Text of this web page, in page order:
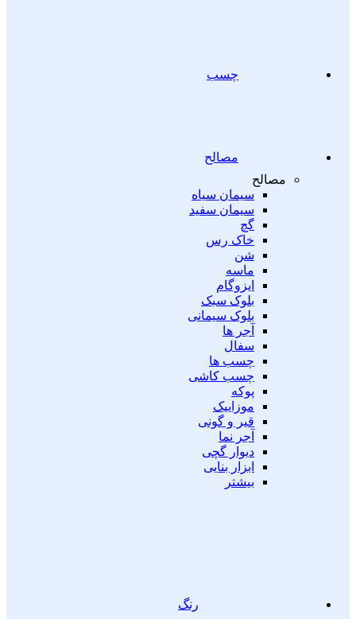
چسب
مصالح
مصالح
سیمان سیاه
سیمان سفید
گچ
خاک رس
شن
ماسه
ایزوگام
بلوک سبک
بلوک سیمانی
آجر ها
سفال
چسب ها
چسب کاشی
پوکه
موزاییک
قیر و گونی
آجر نما
دیوار گچی
ابزار بنایی
بیشتر
رنگ